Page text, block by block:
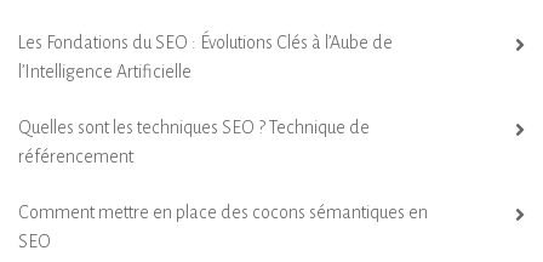
Les Fondations du SEO : Évolutions Clés à l’Aube de
l’Intelligence Artificielle
Quelles sont les techniques SEO ? Technique de
référencement
Comment mettre en place des cocons sémantiques en
SEO